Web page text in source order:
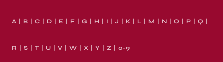
A B C D E F G H I J K L M N O P Q
R S T U V W X Y Z 0-9